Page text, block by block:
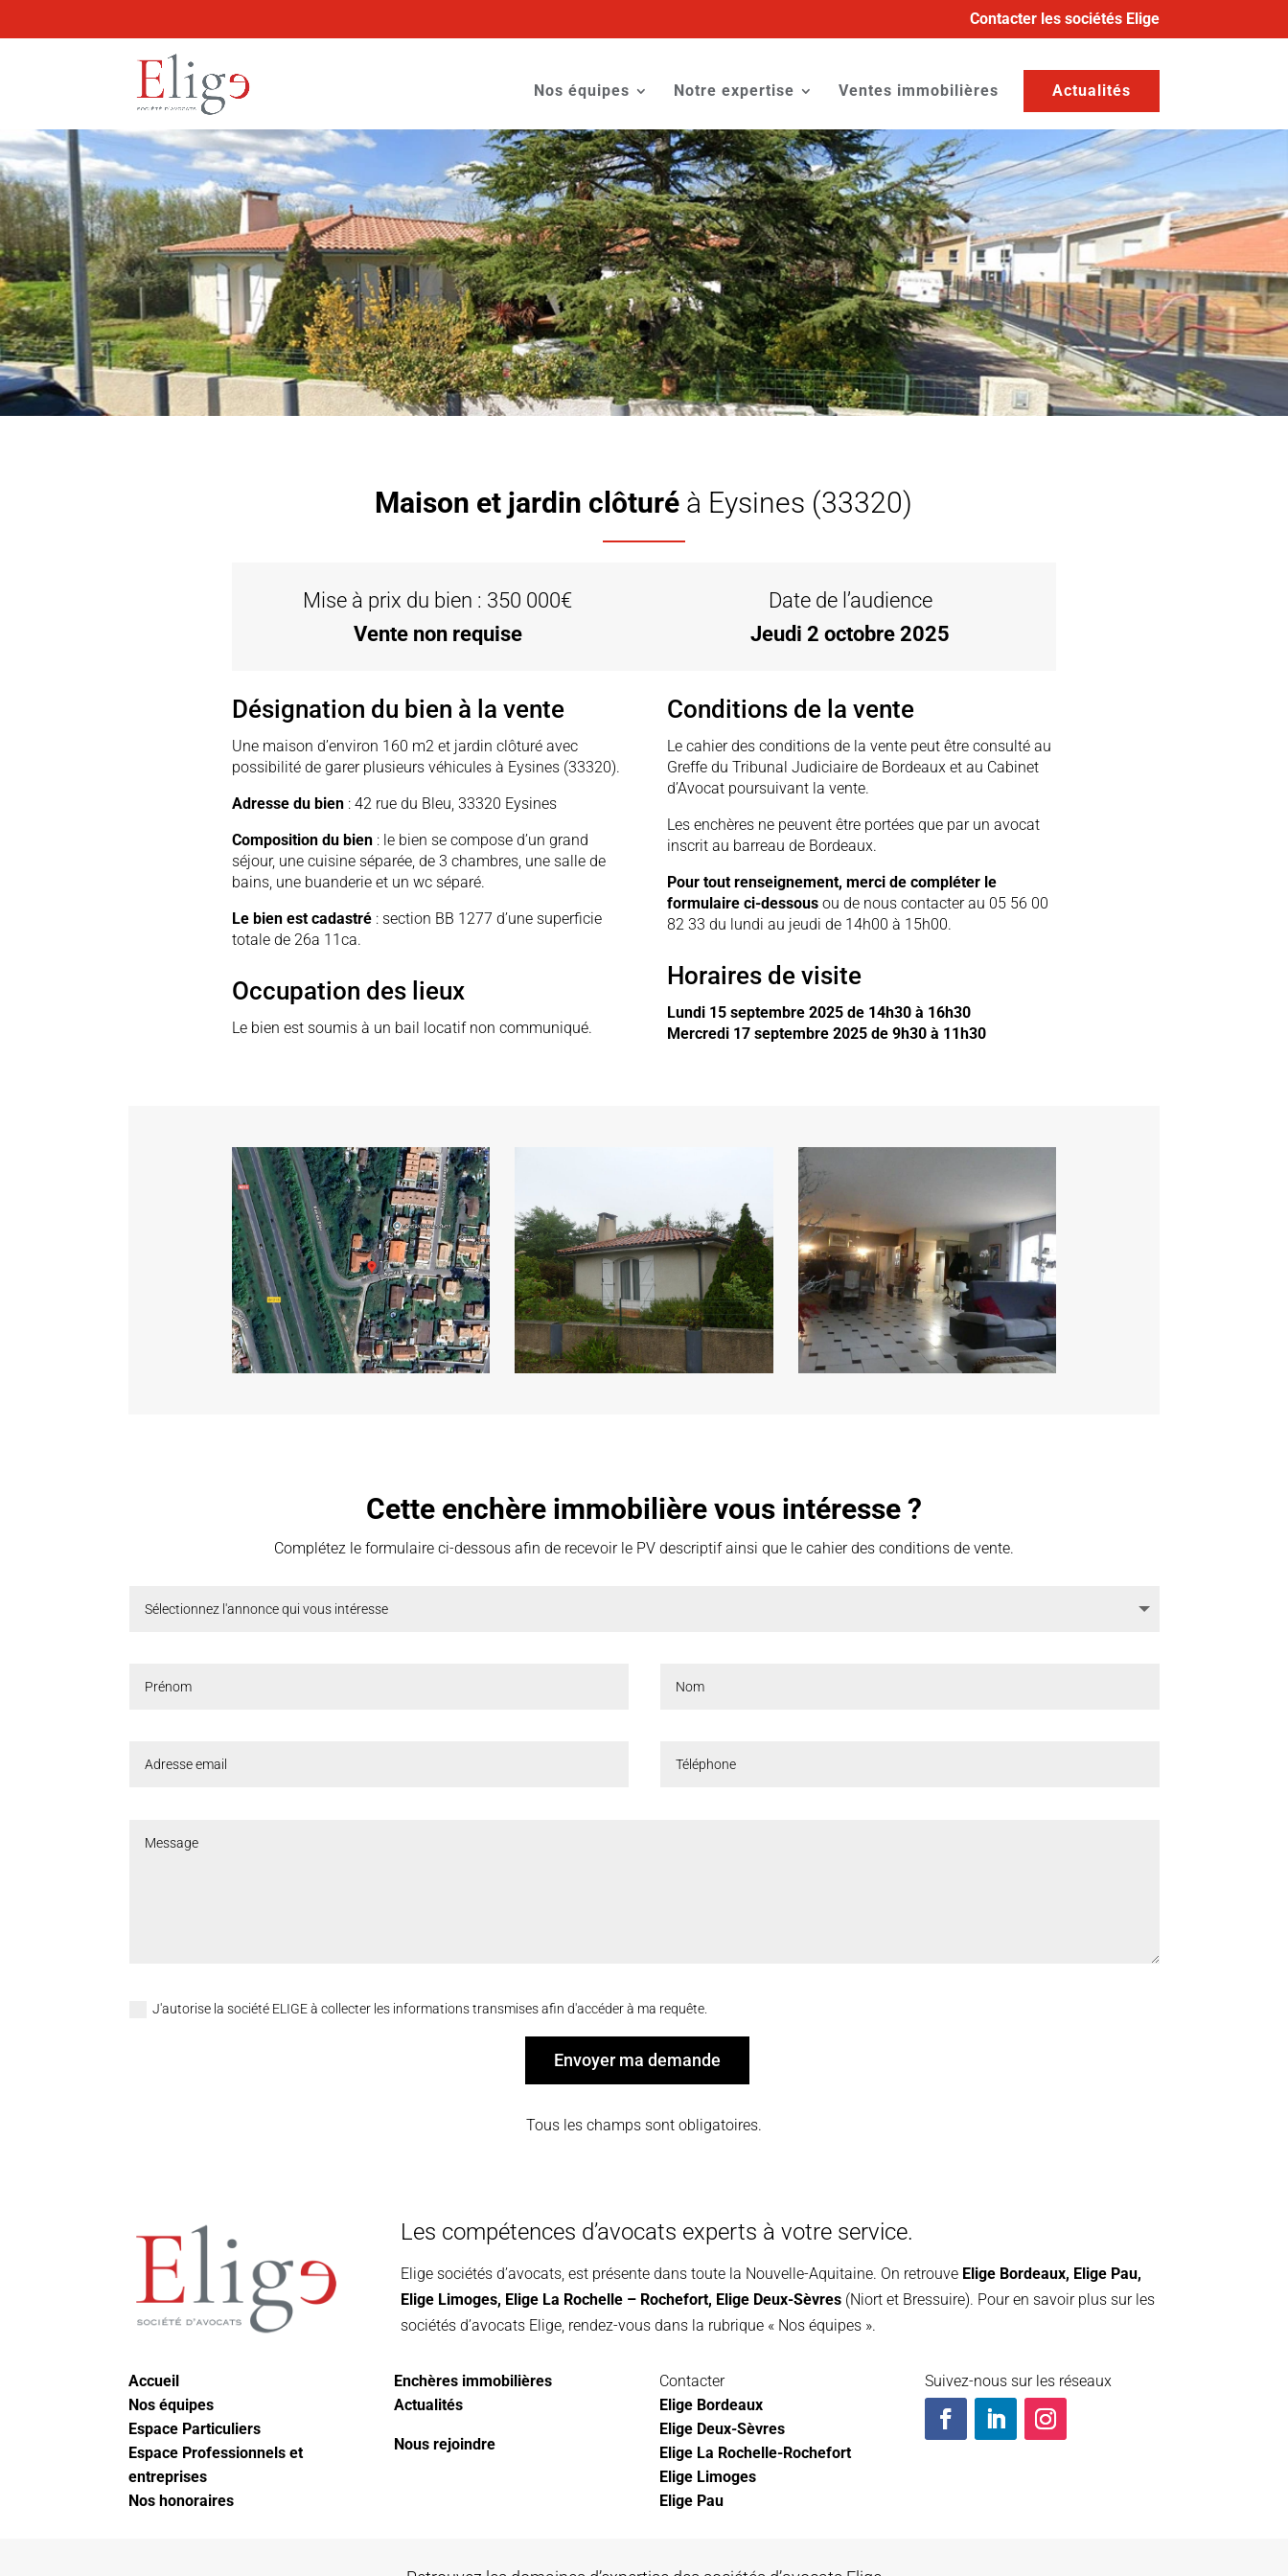
Contacter les sociétés Elige
Nos équipes Notre expertise Ventes immobilières Actualités
Maison et jardin clôturé à Eysines (33320)
Mise à prix du bien : 350 000€
Vente non requise
Date de l’audience
Jeudi 2 octobre 2025
Désignation du bien à la vente
Une maison d’environ 160 m2 et jardin clôturé avec
possibilité de garer plusieurs véhicules à Eysines (33320).
Adresse du bien : 42 rue du Bleu, 33320 Eysines
Composition du bien : le bien se compose d’un grand
séjour, une cuisine séparée, de 3 chambres, une salle de
bains, une buanderie et un wc séparé.
Le bien est cadastré : section BB 1277 d’une superficie
totale de 26a 11ca.
Occupation des lieux
Le bien est soumis à un bail locatif non communiqué.
Conditions de la vente
Le cahier des conditions de la vente peut être consulté au
Greffe du Tribunal Judiciaire de Bordeaux et au Cabinet
d’Avocat poursuivant la vente.
Les enchères ne peuvent être portées que par un avocat
inscrit au barreau de Bordeaux.
Pour tout renseignement, merci de compléter le
formulaire ci-dessous ou de nous contacter au 05 56 00
82 33 du lundi au jeudi de 14h00 à 15h00.
Horaires de visite
Lundi 15 septembre 2025 de 14h30 à 16h30
Mercredi 17 septembre 2025 de 9h30 à 11h30
Cette enchère immobilière vous intéresse ?
Complétez le formulaire ci-dessous afin de recevoir le PV descriptif ainsi que le cahier des conditions de vente.
J'autorise la société ELIGE à collecter les informations transmises afin d'accéder à ma requête.
Envoyer ma demande
Tous les champs sont obligatoires.
Les compétences d’avocats experts à votre service.
Elige sociétés d’avocats, est présente dans toute la Nouvelle-Aquitaine. On retrouve Elige Bordeaux, Elige Pau,
Elige Limoges, Elige La Rochelle – Rochefort, Elige Deux-Sèvres (Niort et Bressuire). Pour en savoir plus sur les
sociétés d’avocats Elige, rendez-vous dans la rubrique « Nos équipes ».
Accueil
Nos équipes
Espace Particuliers
Espace Professionnels et
entreprises
Nos honoraires
Enchères immobilières
Actualités
Nous rejoindre
Contacter
Elige Bordeaux
Elige Deux-Sèvres
Elige La Rochelle-Rochefort
Elige Limoges
Elige Pau
Suivez-nous sur les réseaux